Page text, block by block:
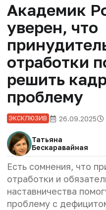
Академик
уверен, что
отработки
решить
проблему
ЭКСКЛЮЗИВ 26.09.2025
Татьяна
Бескаравайная
Есть сомнения, что
отработки и
наставничества
проблему с